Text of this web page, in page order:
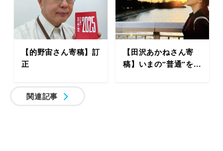
【的野宙さん寄稿】訂
正
【田沢あかねさん寄
稿】いまの“普通”を...
関連記事